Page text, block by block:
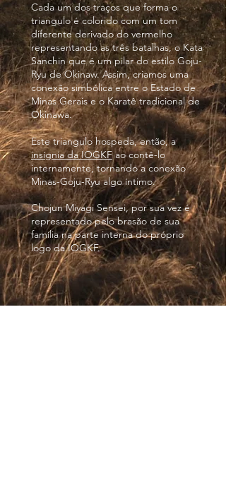
Cada um dos traços que forma o
triangulo é colorido com um tom
diferente derivado do vermelho
representando as três batalhas, o Kata
Sanchin que é um pilar do estilo Goju-
Ryude Okinaw. Assim, criamos uma
conexão simbólica entre o Estado de
Minas Gerais e o Karatê tradicional de
Okinawa.
Este triangulo hospeda, então, a
insígnia da IOGKFao contê-lo
internamente, tornando a conexão
Minas-Goju-Ryu algo íntimo.
Chojun Miyagi Sensei, por sua vez é
representado pelo brasão de sua
família na parte interna do próprio
logo da IOGKF.